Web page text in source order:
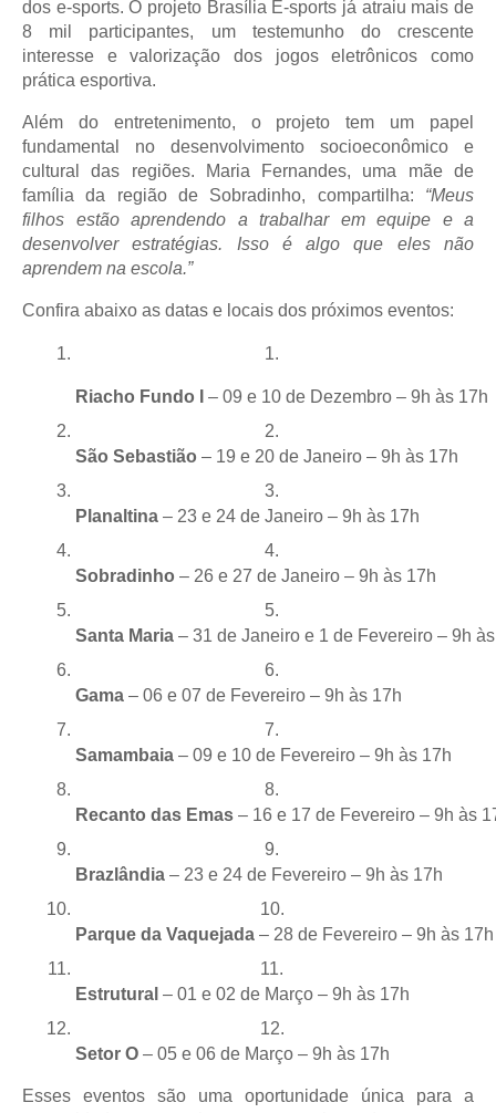
dos e-sports. O projeto Brasília E-sports já atraiu mais de
8 mil participantes, um testemunho do crescente
interesse e valorização dos jogos eletrônicos como
prática esportiva.
Além do entretenimento, o projeto tem um papel
fundamental no desenvolvimento socioeconômico e
cultural das regiões. Maria Fernandes, uma mãe de
família da região de Sobradinho, compartilha: “Meus
filhos estão aprendendo a trabalhar em equipe e a
desenvolver estratégias. Isso é algo que eles não
aprendem na escola.”
Confira abaixo as datas e locais dos próximos eventos:
Riacho Fundo I – 09 e 10 de Dezembro – 9h às 17h
São Sebastião – 19 e 20 de Janeiro – 9h às 17h
Planaltina – 23 e 24 de Janeiro – 9h às 17h
Sobradinho – 26 e 27 de Janeiro – 9h às 17h
Santa Maria – 31 de Janeiro e 1 de Fevereiro – 9h
Gama – 06 e 07 de Fevereiro – 9h às 17h
Samambaia – 09 e 10 de Fevereiro – 9h às 17h
Recanto das Emas – 16 e 17 de Fevereiro – 9h às
Brazlândia – 23 e 24 de Fevereiro – 9h às 17h
Parque da Vaquejada – 28 de Fevereiro – 9h às 17h
Estrutural – 01 e 02 de Março – 9h às 17h
Setor O – 05 e 06 de Março – 9h às 17h
Esses eventos são uma oportunidade única para a